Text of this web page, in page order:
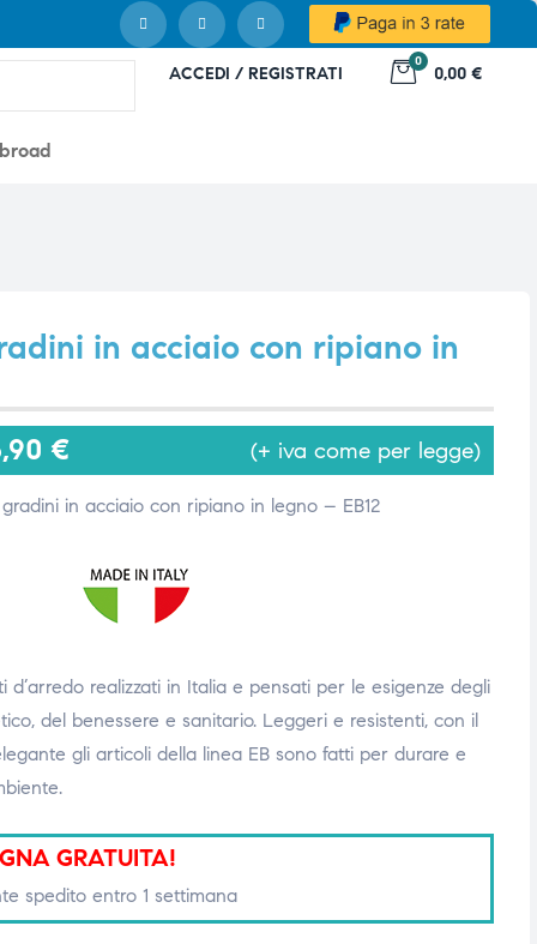
ACCEDI / REGISTRATI
0
0,00 €
in acciaio con ripiano in
€ (+ iva come per legge)
in acciaio con ripiano in legno – EB12
d’arredo realizzati in Italia e pensati per le esigenze degli
del benessere e sanitario. Leggeri e resistenti, con il
gli articoli della linea EB sono fatti per durare e
GRATUITA!
spedito entro 1 settimana